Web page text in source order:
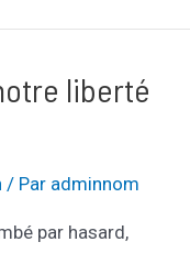
liberté
/ Par adminnom
par hasard,